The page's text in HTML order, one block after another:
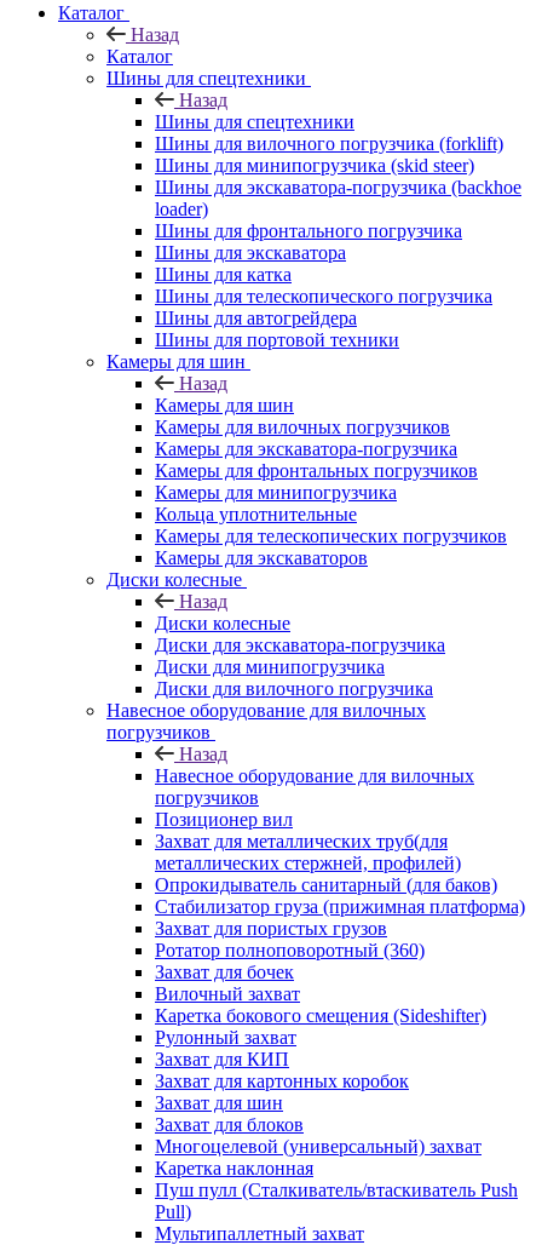
Каталог
Назад
Каталог
Шины для спецтехники
Назад
Шины для спецтехники
Шины для вилочного погрузчика (forklift)
Шины для минипогрузчика (skid steer)
Шины для экскаватора-погрузчика (backhoe
loader)
Шины для фронтального погрузчика
Шины для экскаватора
Шины для катка
Шины для телескопического погрузчика
Шины для автогрейдера
Шины для портовой техники
Камеры для шин
Назад
Камеры для шин
Камеры для вилочных погрузчиков
Камеры для экскаватора-погрузчика
Камеры для фронтальных погрузчиков
Камеры для минипогрузчика
Кольца уплотнительные
Камеры для телескопических погрузчиков
Камеры для экскаваторов
Диски колесные
Назад
Диски колесные
Диски для экскаватора-погрузчика
Диски для минипогрузчика
Диски для вилочного погрузчика
Навесное оборудование для вилочных
погрузчиков
Назад
Навесное оборудование для вилочных
погрузчиков
Позиционер вил
Захват для металлических труб(для
металлических стержней, профилей)
Опрокидыватель санитарный (для баков)
Стабилизатор груза (прижимная платформа)
Захват для пористых грузов
Ротатор полноповоротный (360)
Захват для бочек
Вилочный захват
Каретка бокового смещения (Sideshifter)
Рулонный захват
Захват для КИП
Захват для картонных коробок
Захват для шин
Захват для блоков
Многоцелевой (универсальный) захват
Каретка наклонная
Пуш пулл (Сталкиватель/втаскиватель Push
Pull)
Мультипаллетный захват